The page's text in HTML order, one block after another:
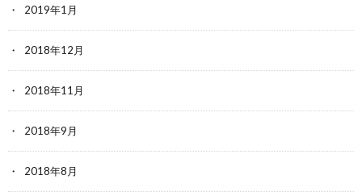
2019年1月
2018年12月
2018年11月
2018年9月
2018年8月